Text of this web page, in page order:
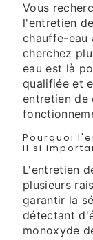
Vous
l'entretien
chauffe-eau
cherchez
eau est là
qualifiée et
entretien de
Pourquoi
il si
L'entretien
plusieurs
garantir la
détectant
monoxyde